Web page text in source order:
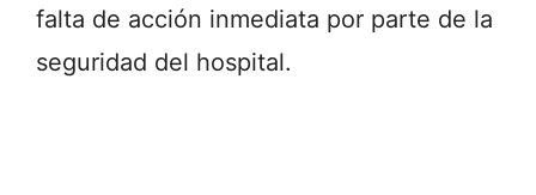
falta de acción inmediata por parte de la
seguridad del hospital.